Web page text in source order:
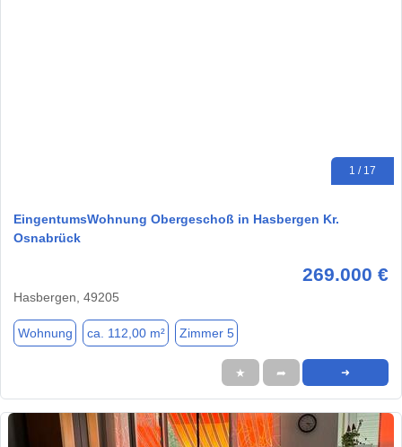
1 / 17
EingentumsWohnung Obergeschoß in Hasbergen Kr.
Osnabrück
269.000 €
Hasbergen, 49205
Wohnung ca. 112,00 m² Zimmer 5
★ ➦ ➜